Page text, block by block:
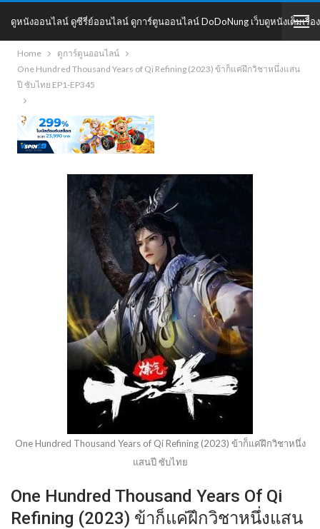
ดูหนังออนไลน์ ดูซีรี่ย์ออนไลน์ ดูการ์ตูนออนไลน์ DoDoNung เว็บดูหนังเต็มเรื่อง
DoDoNung
Home
ดูการ์ตูนออนไลน์
One Hundred Thousand Years of Qi Refining (2023) ข้าก็แค่ฝึกวิชาหนึ่งแสน
ปี ซับไทย EP1-EP345
One Hundred Thousand Years of Qi Refining (2023) ข้าก็แค่ฝึกวิชาหนึ่ง
แสนปี ซับไทย
One Hundred Thousand Years Of Qi
Refining (2023) ข้าก็แค่ฝึกวิชาหนึ่งแสน